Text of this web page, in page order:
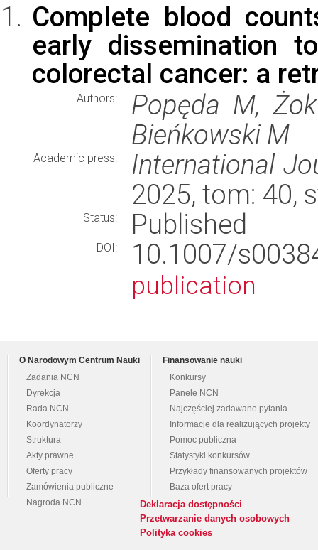
Complete blood
early dissemination
colorectal cancer: a
Authors:
Popęda M,
Bieńkowski M
Academic press:
International
2025, tom: 40,
Status: Published
DOI: 10.1007/
publication
O Narodowym Centrum Nauki
Zadania NCN
Dyrekcja
Rada NCN
Koordynatorzy
Struktura
Akty prawne
Oferty pracy
Zamówienia publiczne
Nagroda NCN
Finansowanie nauki
Konkursy
Panele NCN
Najczęściej zadawane pytania
Informacje dla realizujących projekty
Pomoc publiczna
Statystyki konkursów
Przykłady finansowanych projektów
Baza ofert pracy
Deklaracja dostępności
Przetwarzanie danych osobowych
Polityka cookies